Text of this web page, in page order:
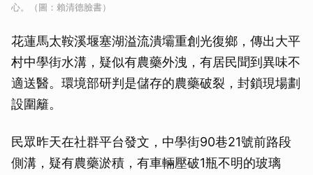
心。（圖：賴清德臉書）
花蓮馬太鞍溪堰塞湖溢流潰壩重創光復鄉，傳出大平
村中學街水溝，疑似有農藥外洩，有居民聞到異味不
適送醫。環境部研判是儲存的農藥破裂，封鎖現場劃
設圍籬。
民眾昨天在社群平台發文，中學街90巷21號前路段
側溝，疑有農藥淤積，有車輛壓破1瓶不明的玻璃